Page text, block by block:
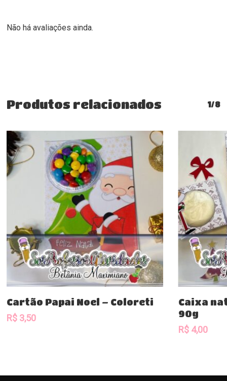
Não há avaliações ainda.
Produtos relacionados 1/8
Comprar
Cartão Papai Noel – Coloreti
R$ 3,50
Caixa
90g
R$4,00